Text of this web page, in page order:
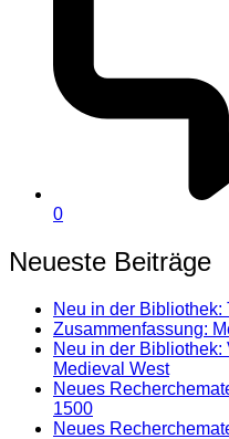
0
Neueste Beiträge
Neu in der
Zusammenfassung:
Neu in der
Medieval West
Neues
1500
Neues